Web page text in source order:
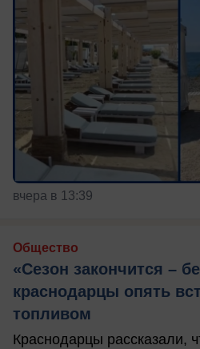
вчера в 13:39
Общество
«Сезон закончится –
краснодарцы опять
топливом
Краснодарцы рассказали,